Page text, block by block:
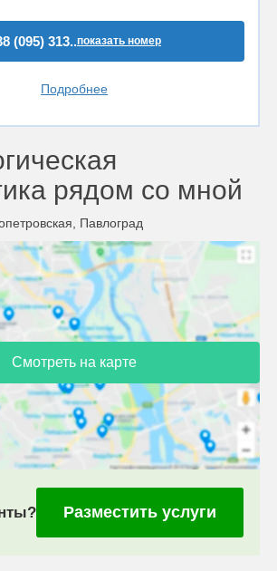
(095) 313..показать номер
Подробнее
рядом со мной
Павлоград
Смотреть на карте
Разместить услуги